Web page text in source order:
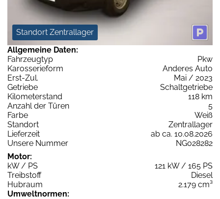
Standort Zentrallager
Allgemeine Daten:
Fahrzeugtyp
Pkw
Karosserieform
Anderes Auto
Erst-Zul.
Mai / 2023
Getriebe
Schaltgetriebe
Kilometerstand
118 km
Anzahl der Türen
5
Farbe
Weiß
Standort
Zentrallager
Lieferzeit
ab ca. 10.08.2026
Unsere Nummer
NG028282
Motor:
kW / PS
121 kW / 165 PS
Treibstoff
Diesel
Hubraum
2.179 cm³
Umweltnormen: